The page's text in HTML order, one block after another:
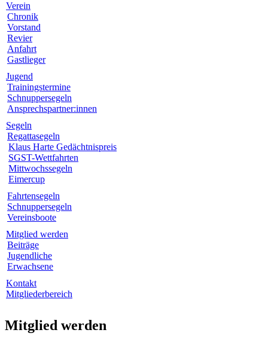
Verein
Chronik
Vorstand
Revier
Anfahrt
Gastlieger
Jugend
Trainingstermine
Schnuppersegeln
Ansprechspartner:innen
Segeln
Regattasegeln
Klaus Harte Gedächtnispreis
SGST-Wettfahrten
Mittwochssegeln
Eimercup
Fahrtensegeln
Schnuppersegeln
Vereinsboote
Mitglied werden
Beiträge
Jugendliche
Erwachsene
Kontakt
Mitgliederbereich
Mitglied werden